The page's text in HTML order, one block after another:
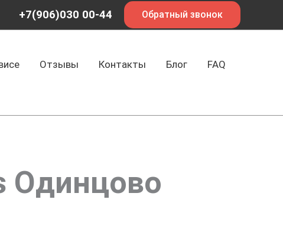
+7(906)030 00-44 Обратный звонок
Отзывы Контакты Блог
FAQ
Одинцово